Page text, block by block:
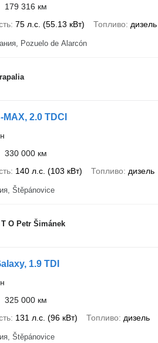
179 316 км
75 л.с. (55.13 кВт) Топливо дизель
Pozuelo de Alarcón
MAX, 2.0 TDCI
330 000 км
140 л.с. (103 кВт) Топливо дизель
Štěpánovice
O Petr Šimánek
1.9 TDI
325 000 км
131 л.с. (96 кВт) Топливо дизель
Štěpánovice